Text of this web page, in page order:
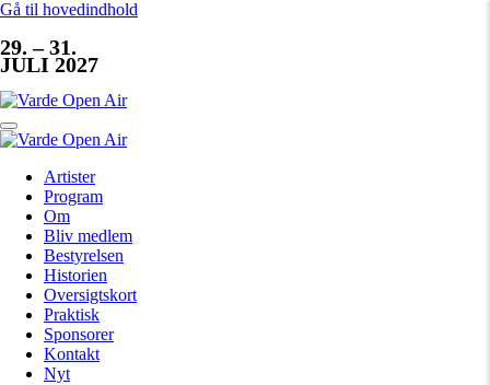
Gå til hovedindhold
29. – 31.
JULI 2027
Artister
Program
Om
Bliv medlem
Bestyrelsen
Historien
Oversigtskort
Praktisk
Sponsorer
Kontakt
Nyt